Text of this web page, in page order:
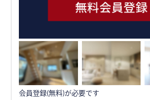
会員登録(無料)が必要です